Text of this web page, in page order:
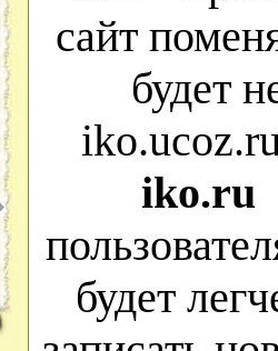
сайт
будет
iko.ru
будет